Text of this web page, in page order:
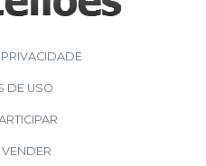
DE USO